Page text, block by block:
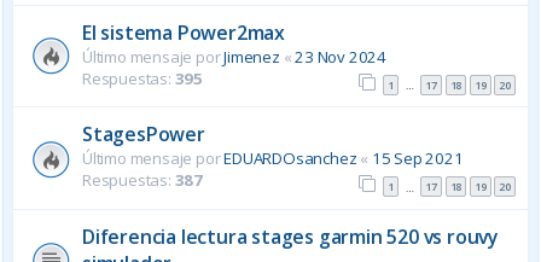
El sistema Power2max
Último mensaje porJimenez «23 Nov 2024
Respuestas: 395 1 … 17 18 19 20
StagesPower
Último mensaje porEDUARDOsanchez « 15 Sep 2021
Respuestas: 387 1 … 17 18 19 20
Diferencia lectura stages garmin 520 vs rouvy